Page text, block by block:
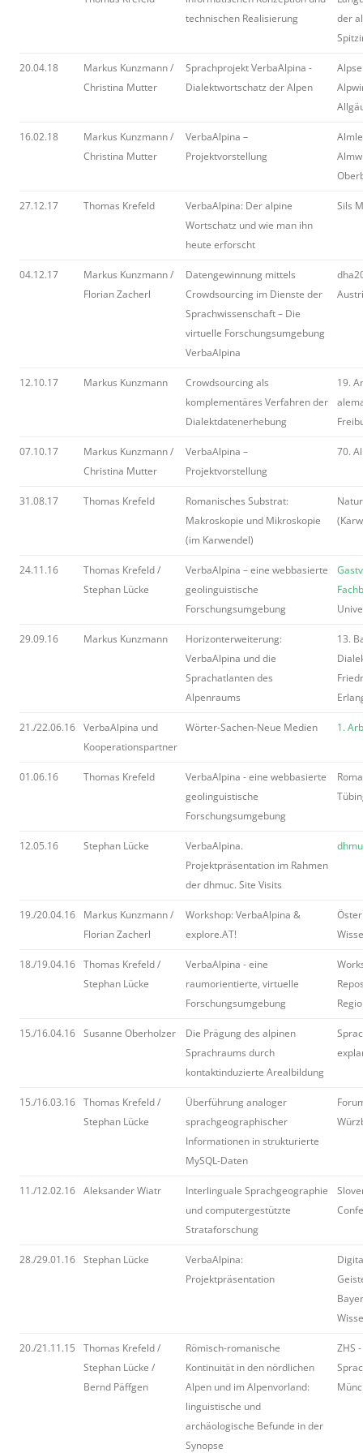
technischen Realisierung
der
20.04.18
Markus Kunzmann /
Christina Mutter
Sprachprojekt VerbaAlpina -
Dialektwortschatz der Alpen
16.02.18
Markus Kunzmann /
Christina Mutter
VerbaAlpina –
Projektvorstellung
27.12.17 Thomas Krefeld
VerbaAlpina: Der alpine
Wortschatz und wie man ihn
heute erforscht
Sils
04.12.17
Markus Kunzmann /
Florian Zacherl
Datengewinnung mittels
Crowdsourcing im Dienste der
Sprachwissenschaft – Die
virtuelle Forschungsumgebung
VerbaAlpina
12.10.17 Markus Kunzmann
Crowdsourcing als
komplementäres Verfahren der
Dialektdatenerhebung
19.
07.10.17
Markus Kunzmann /
Christina Mutter
VerbaAlpina –
Projektvorstellung
70.
31.08.17 Thomas Krefeld
Romanisches Substrat:
Makroskopie und Mikroskopie
(im Karwendel)
24.11.16
Thomas Krefeld /
Stephan Lücke
VerbaAlpina – eine webbasierte
geolinguistische
Forschungsumgebung
29.09.16 Markus Kunzmann
Horizonterweiterung:
VerbaAlpina und die
Sprachatlanten des
Alpenraums
13.
21./22.06.16 VerbaAlpina und
Kooperationspartner
Wörter-Sachen-Neue Medien 1.
01.06.16 Thomas Krefeld
VerbaAlpina - eine webbasierte
geolinguistische
Forschungsumgebung
12.05.16 Stephan Lücke
VerbaAlpina.
Projektpräsentation im Rahmen
der dhmuc. Site Visits
19./20.04.16
Markus Kunzmann /
Florian Zacherl
Workshop: VerbaAlpina &
explore.AT!
18./19.04.16 Thomas Krefeld /
Stephan Lücke
VerbaAlpina - eine
raumorientierte, virtuelle
Forschungsumgebung
15./16.04.16 Susanne Oberholzer
Die Prägung des alpinen
Sprachraums durch
kontaktinduzierte Arealbildung
15./16.03.16 Thomas Krefeld /
Stephan Lücke
Überführung analoger
sprachgeographischer
Informationen in strukturierte
MySQL-Daten
11./12.02.16 Aleksander Wiatr
Interlinguale Sprachgeographie
und computergestützte
Strataforschung
28./29.01.16 Stephan Lücke
VerbaAlpina:
Projektpräsentation
20./21.11.15
Thomas Krefeld /
Stephan Lücke /
Bernd Päffgen
Römisch-romanische
Kontinuität in den nördlichen
Alpen und im Alpenvorland:
linguistische und
archäologische Befunde in der
Synopse
ZHS